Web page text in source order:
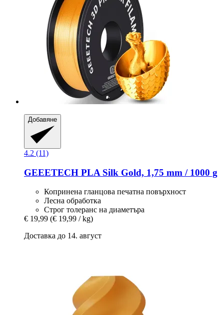
Добавяне
4.2 (11)
GEEETECH PLA Silk Gold, 1,75 mm / 1000 g
Копринена гланцова печатна повърхност
Лесна обработка
Строг толеранс на диаметъра
€ 19,99 (€ 19,99 / kg)
Доставка до 14. август